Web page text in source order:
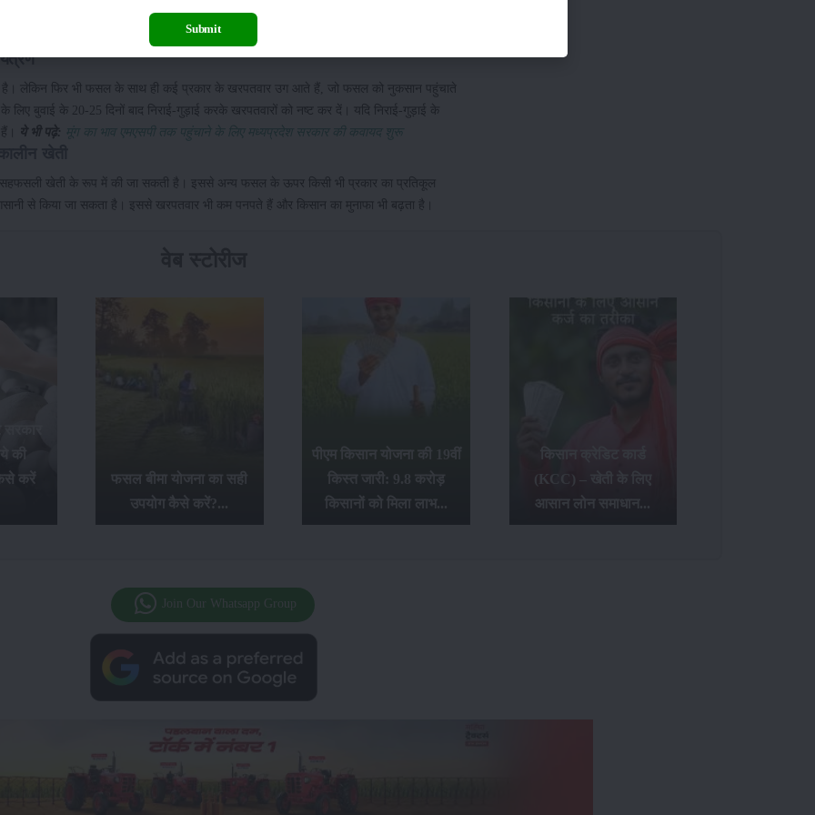
इस मौसम में फसल को बचाए रखने के लिए समान अवधि में कम से कम 4 बार सिंचाई अवश्य करें।
है। लेकिन फिर भी फसल के साथ ही कई प्रकार के खरपतवार उग आते हैं, जो फसल को नुकसान पहुंचाते
बुवाई के 20-25 दिनों बाद निराई-गुड़ाई करके खरपतवारों को नष्ट कर दें। यदि निराई-गुड़ाई के
ये भी पढ़े: मूंग का भाव एमएसपी तक पहुंचाने के लिए मध्यप्रदेश सरकार की कवायद शुरू
खेती के रूप में की जा सकती है। इससे अन्य फसल के ऊपर किसी भी प्रकार का प्रतिकूल
से किया जा सकता है। इससे खरपतवार भी कम पनपते हैं और किसान का मुनाफा भी बढ़ता है।
की
करें
फसल बीमा योजना का सही
उपयोग कैसे करें?...
पीएम किसान योजना की 19वीं
किस्त जारी: 9.8 करोड़
किसानों को मिला लाभ...
किसान क्रेडिट कार्ड
(KCC) – खेती के लिए
आसान लोन समाधान...
Join Our Whatsapp Group
Submit